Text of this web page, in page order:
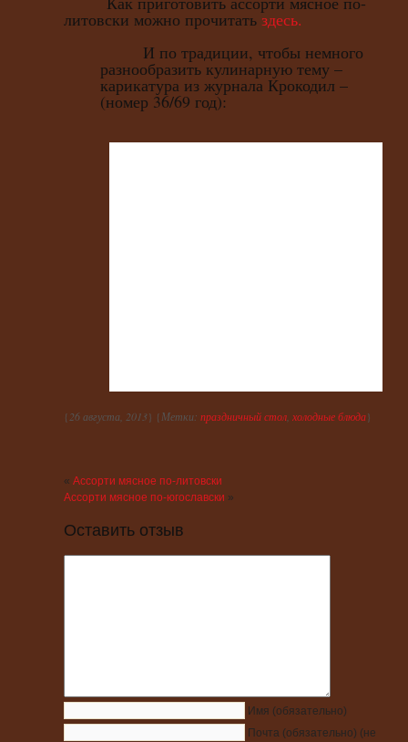
литовски можно прочитатьздесь.
И по традиции, чтобы немного
разнообразить кулинарную тему –
карикатура из журнала Крокодил –
(номер 36/69 год):
{26 августа, 2013} {Метки: праздничный стол холодные блюда}
« Ассорти мясное по-литовски
Ассорти мясное по-югославски »
Оставить отзыв
Имя (обязательно)
Почта (обязательно) (не